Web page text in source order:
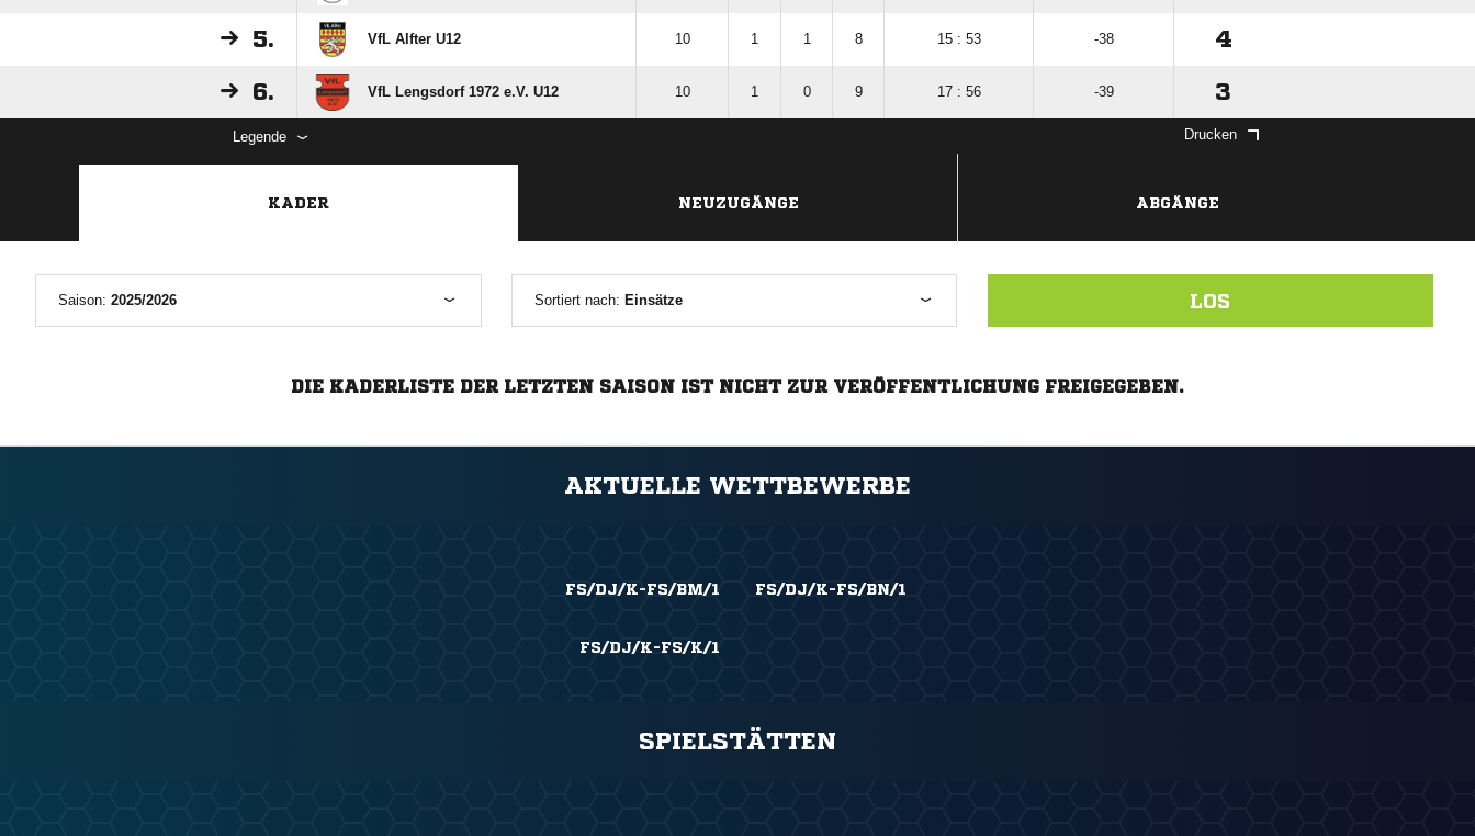
5. VfL Alfter U12 10 1 1 8 15 : 53 -38 4
6. VfL Lengsdorf 1972 e.V. U12 10 1 0 9 17 : 56 -39 3
Legende Drucken
KADER NEUZUGÄNGE ABGÄNGE
Saison: 2025/2026 Sortiert nach: Einsätze LOS
DIE KADERLISTE DER LETZTEN SAISON IST NICHT ZUR VERÖFFENTLICHUNG FREIGEGEBEN.
AKTUELLE WETTBEWERBE
FS/DJ/K-FS/BM/1 FS/DJ/K-FS/BN/1
FS/DJ/K-FS/K/1
SPIELSTÄTTEN